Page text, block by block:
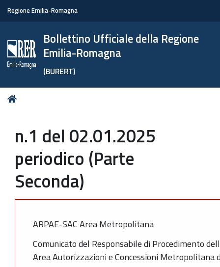
Regione Emilia-Romagna
Bollettino Ufficiale della Regione
Emilia-Romagna
(BURERT)
Tu
n.1 del 02.01.2025
periodico (Parte
Seconda)
ARPAE-SAC Area Metropolitana
Comunicato del Responsabile di Procedimento
Area Autorizzazioni e Concessioni Metropolitana